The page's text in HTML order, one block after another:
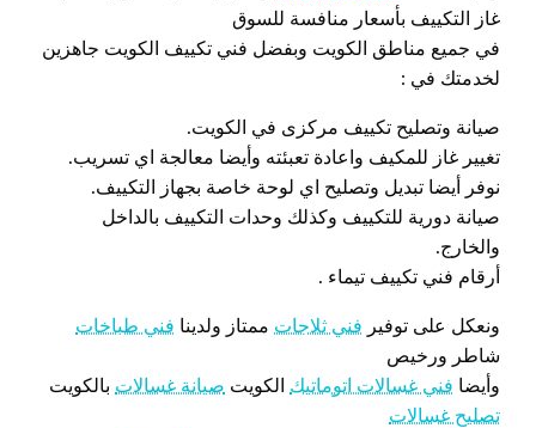
غاز التكييف بأسعار منافسة للسوق
في جميع مناطق الكويت وبفضل فني تكييف الكويت جاهزين
لخدمتك في :
صيانة وتصليح تكييف مركزى في الكويت.
تغيير غاز للمكيف واعادة تعبئته وأيضا معالجة اي تسريب.
نوفر أيضا تبديل وتصليح اي لوحة خاصة بجهاز التكييف.
صيانة دورية للتكييف وكذلك وحدات التكييف بالداخل
والخارج.
أرقام فني تكييف تيماء .
ونعكل على توفير فني ثلاجات ممتاز ولدينا فني طباخات
شاطر ورخيص
وأيضا فني غسالات اتوماتيك الكويت صيانة غسالات بالكويت
تصليح غسالات